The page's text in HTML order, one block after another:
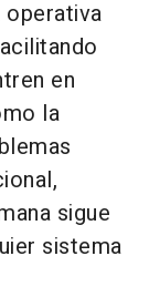
en
la
sigue
sistema